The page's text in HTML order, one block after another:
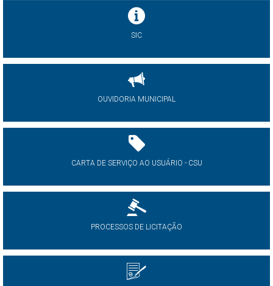
SIC
OUVIDORIA MUNICIPAL
CARTA DE SERVIÇO AO USUÁRIO - CSU
PROCESSOS DE LICITAÇÃO